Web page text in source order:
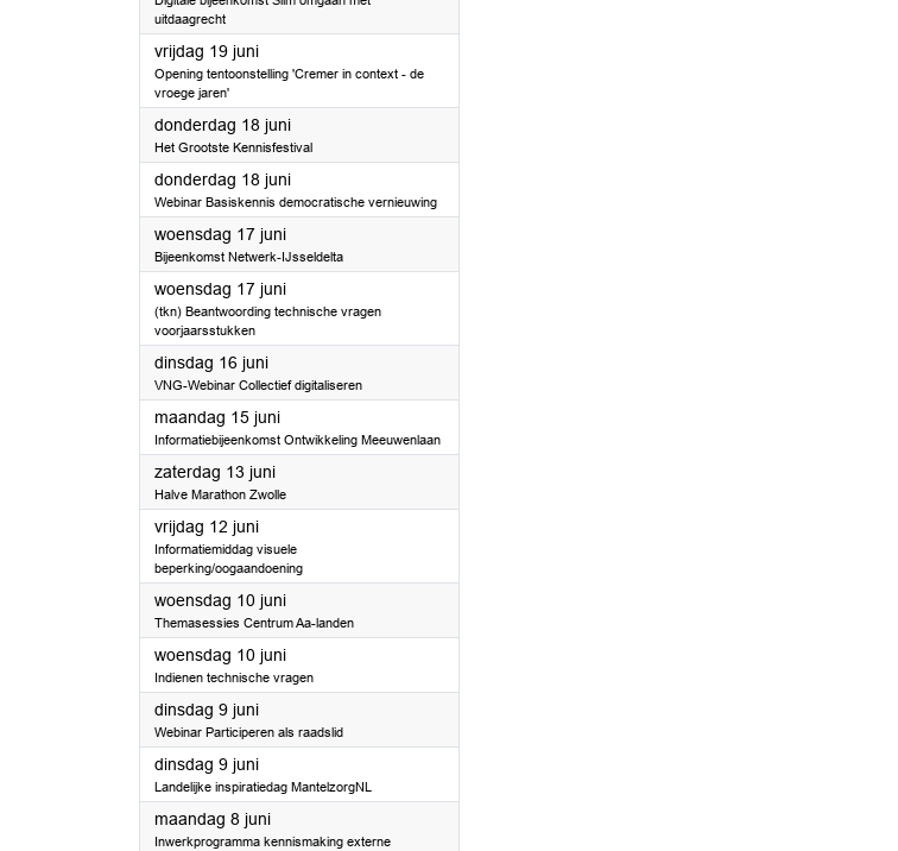
uitdaagrecht
vrijdag 19 juni2026
Opening tentoonstelling 'Cremer in context - de
vroege jaren'
donderdag 18 juni2026
Het Grootste Kennisfestival
donderdag 18 juni2026
Webinar Basiskennis democratische vernieuwing
woensdag 17 juni2026
Bijeenkomst Netwerk-IJsseldelta
woensdag 17 juni2026
(tkn) Beantwoording technische vragen
voorjaarsstukken
dinsdag 16 juni2026
VNG-Webinar Collectief digitaliseren
maandag 15 juni2026
Informatiebijeenkomst Ontwikkeling Meeuwenlaan
zaterdag 13 juni2026
Halve Marathon Zwolle
vrijdag 12 juni2026
Informatiemiddag visuele
beperking/oogaandoening
woensdag 10 juni2026
Themasessies Centrum Aa-landen
woensdag 10 juni2026
Indienen technische vragen
dinsdag 9 juni2026
Webinar Participeren als raadslid
dinsdag 9 juni2026
Landelijke inspiratiedag MantelzorgNL
maandag 8 juni2026
Inwerkprogramma kennismaking externe